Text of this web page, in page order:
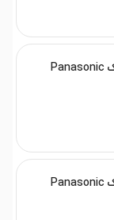
ویدئو پروژکتور پاناسونیک Panasonic
ویدئو پروژکتور پاناسونیک Panasonic